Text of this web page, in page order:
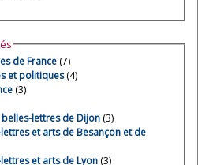
de France (7)
et politiques(4)
(3)
lettres de Dijon (3)
et arts de Besançon et de
et arts de Lyon (3)